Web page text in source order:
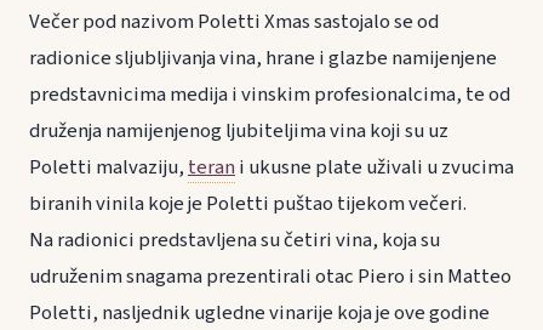
Večer pod nazivom Poletti Xmas sastojalo se od
radionice sljubljivanja vina, hrane i glazbe namijenjene
predstavnicima medija i vinskim profesionalcima, te od
druženja namijenjenog ljubiteljima vina koji su uz
Poletti malvaziju,terani ukusne plate uživali u zvucima
biranih vinila koje je Poletti puštao tijekom večeri.
Na radionici predstavljena su četiri vina, koja su
udruženim snagama prezentirali otac Piero i sin Matteo
Poletti, nasljednik ugledne vinarije koja je ove godine